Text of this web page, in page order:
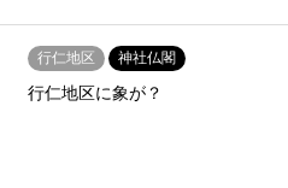
行仁地区 神社仏閣
行仁地区に象が？